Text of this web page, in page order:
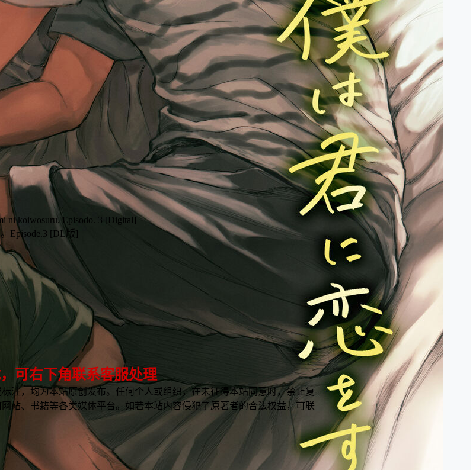
ni koiwosuru. Episodo. 3 [Digital]
Episode.3 [DL版]
可右下角联系客服处理
注，均为本站原创发布。任何个人或组织，在未征得本站同意时，禁止复
站、书籍等各类媒体平台。如若本站内容侵犯了原著者的合法权益，可联